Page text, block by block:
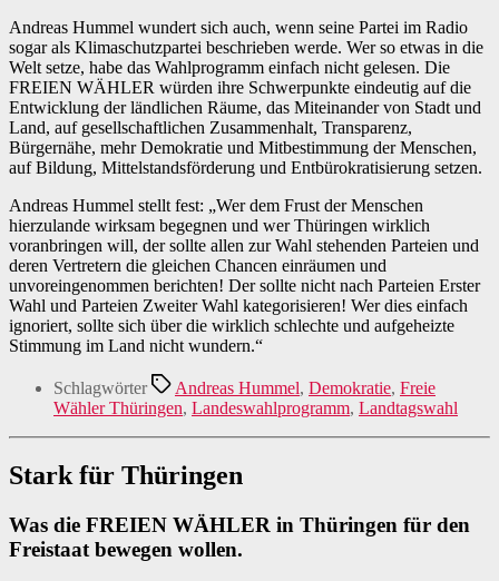
Andreas Hummel wundert sich auch, wenn seine Partei im Radio
sogar als Klimaschutzpartei beschrieben werde. Wer so etwas in die
Welt setze, habe das Wahlprogramm einfach nicht gelesen. Die
FREIEN WÄHLER würden ihre Schwerpunkte eindeutig auf die
Entwicklung der ländlichen Räume, das Miteinander von Stadt und
Land, auf gesellschaftlichen Zusammenhalt, Transparenz,
Bürgernähe, mehr Demokratie und Mitbestimmung der Menschen,
auf Bildung, Mittelstandsförderung und Entbürokratisierung setzen.
Andreas Hummel stellt fest: „Wer dem Frust der Menschen
hierzulande wirksam begegnen und wer Thüringen wirklich
voranbringen will, der sollte allen zur Wahl stehenden Parteien und
deren Vertretern die gleichen Chancen einräumen und
unvoreingenommen berichten! Der sollte nicht nach Parteien Erster
Wahl und Parteien Zweiter Wahl kategorisieren! Wer dies einfach
ignoriert, sollte sich über die wirklich schlechte und aufgeheizte
Stimmung im Land nicht wundern.“
Schlagwörter Andreas Hummel, Demokratie, Freie
Wähler Thüringen, Landeswahlprogramm, Landtagswahl
Stark für Thüringen
Was die FREIEN WÄHLER in Thüringen für den
Freistaat bewegen wollen.